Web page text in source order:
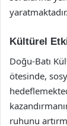
yaratmaktadır.
Kültürel
Doğu-Batı
ötesinde,
ruhunu